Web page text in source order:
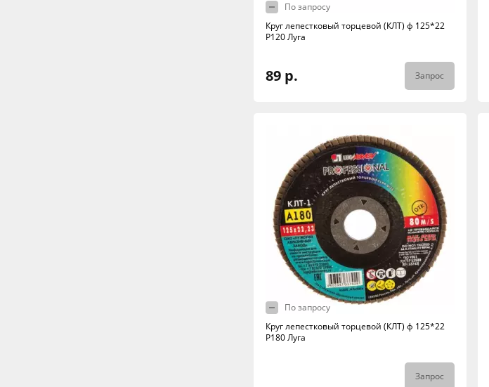
По запросу
Круг лепестковый торцевой (КЛТ) ф 125*22
Р120 Луга
89 р. Запрос
По запросу
Круг лепестковый торцевой (КЛТ) ф 125*22
Р180 Луга
Запрос